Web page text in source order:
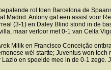
rol toen Barcelona de
Madrid. Antony gaf een assist voor
(3-1) en Daley Blind stond in de
maar verloor met 0-1 van Celta
Milik en Francisco Conceição
wél startte; Juventus won toch
en speelde mee in de 0-1 zege.